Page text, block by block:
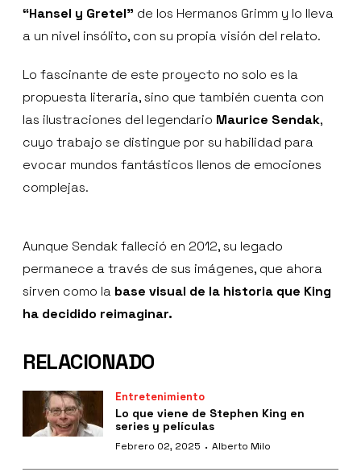
“Hansel y Gretel” de los Hermanos Grimm y lo lleva
a un nivel insólito, con su propia visión del relato.
Lo fascinante de este proyecto no solo es la
propuesta literaria, sino que también cuenta con
las ilustraciones del legendario Maurice Sendak,
cuyo trabajo se distingue por su habilidad para
evocar mundos fantásticos llenos de emociones
complejas.
Aunque Sendak falleció en 2012, su legado
permanece a través de sus imágenes, que ahora
sirven como la base visual de la historia que King
ha decidido reimaginar.
RELACIONADO
Entretenimiento
Lo que viene de Stephen King en
series y películas
Febrero 02, 2025 · Alberto Milo